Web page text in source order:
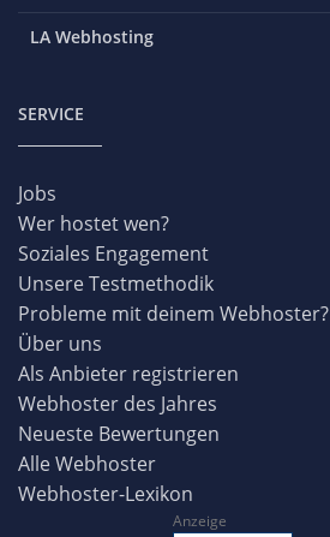
LA Webhosting
SERVICE
Jobs
Wer hostet wen?
Soziales Engagement
Unsere Testmethodik
Probleme mit deinem Webhoster?
Über uns
Als Anbieter registrieren
Webhoster des Jahres
Neueste Bewertungen
Alle Webhoster
Webhoster-Lexikon
Anzeige